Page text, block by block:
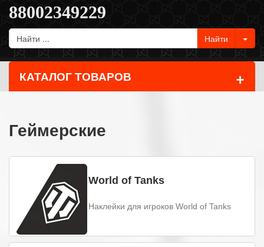
88002349229
КАТАЛОГ ТОВАРОВ +
Геймерские
World of Tanks
Наклейки для игроков World of Tanks